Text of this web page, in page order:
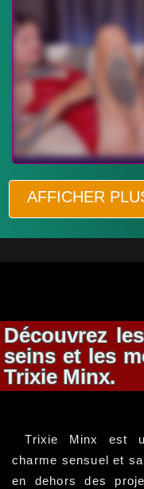
AFFICHER
Découvrez
seins et les
Trixie Minx.
Trixie Minx est
charme sensuel et
en dehors des